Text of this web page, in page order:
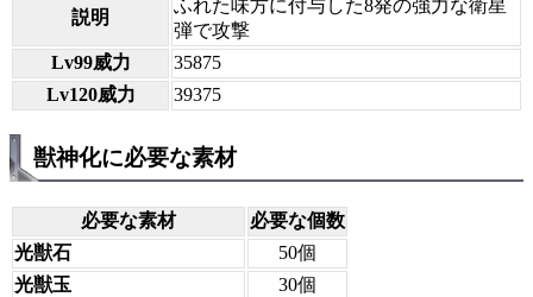
説明
ふれた味方に付与した8発の強力な衛星
弾で攻撃
Lv99威力
35875
Lv120威力
39375
獣神化に必要な素材
必要な素材
必要な個数
光獣石
50個
光獣玉
30個